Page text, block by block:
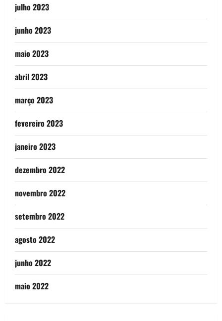
julho 2023
junho 2023
maio 2023
abril 2023
março 2023
fevereiro 2023
janeiro 2023
dezembro 2022
novembro 2022
setembro 2022
agosto 2022
junho 2022
maio 2022